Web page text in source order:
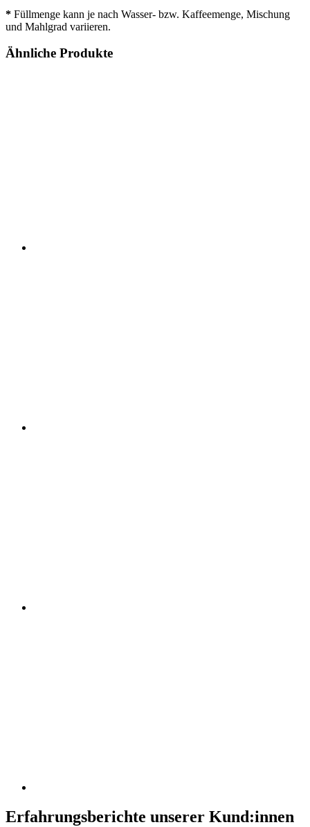
* Füllmenge kann je nach Wasser- bzw. Kaffeemenge, Mischung
und Mahlgrad variieren.
Ähnliche Produkte
Erfahrungsberichte unserer Kund:innen